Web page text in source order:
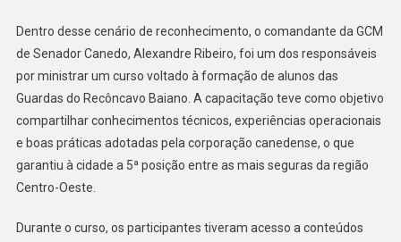
Das
Guardas
Recôncavo
Dentro desse cenário de reconhecimento, o comandante da GCM
de Senador Canedo, Alexandre Ribeiro, foi um dos responsáveis
por ministrar um curso voltado à formação de alunos das
Guardas do Recôncavo Baiano. A capacitação teve como objetivo
compartilhar conhecimentos técnicos, experiências operacionais
e boas práticas adotadas pela corporação canedense, o que
garantiu à cidade a 5ª posição entre as mais seguras da região
Centro-Oeste.
Durante o curso, os participantes tiveram acesso a conteúdos